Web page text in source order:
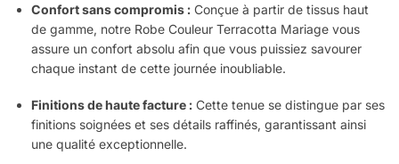
Confort sans compromis : Conçue à partir de tissus haut
de gamme, notre Robe Couleur Terracotta Mariage vous
assure un confort absolu afin que vous puissiez savourer
chaque instant de cette journée inoubliable.
Finitions de haute facture : Cette tenue se distingue par ses
finitions soignées et ses détails raffinés, garantissant ainsi
une qualité exceptionnelle.